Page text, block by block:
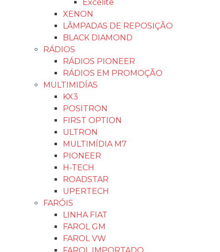
Excelite
XENON
LÂMPADAS DE REPOSIÇÃO
BLACK DIAMOND
RÁDIOS
RÁDIOS PIONEER
RÁDIOS EM PROMOÇÃO
MULTIMIDÍAS
KX3
POSITRON
FIRST OPTION
ULTRON
MULTIMÍDIA M7
PIONEER
H-TECH
ROADSTAR
UPERTECH
FARÓIS
LINHA FIAT
FAROL GM
FAROL VW